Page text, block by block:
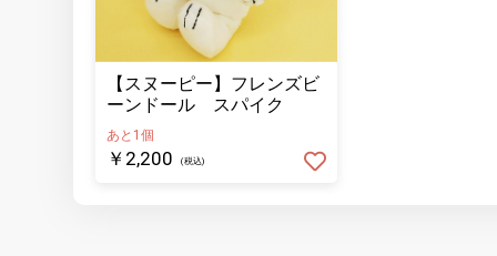
【スヌーピー】フレンズビ
ーンドール スパイク
あと1個
￥2,200 (税込)